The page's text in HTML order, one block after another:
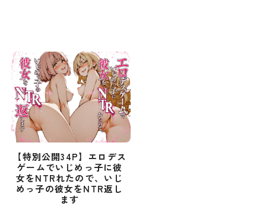
【特別公開34P】エロデス
ゲームでいじめっ子に彼
女をNTRれたので、いじ
めっ子の彼女をNTR返し
ます